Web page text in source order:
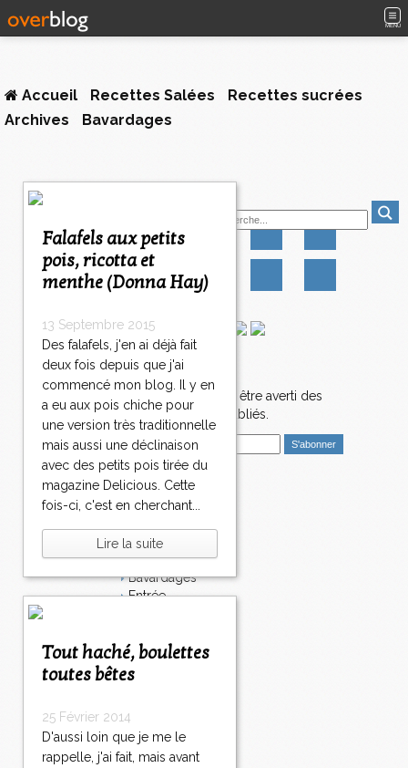
MENU
Accueil Recettes Salées
Recettes sucrées
Archives
Bavardages
Falafels aux petits
pois, ricotta et
menthe (Donna Hay)
13 Septembre 2015
Des falafels, j'en ai déjà fait
deux fois depuis que j'ai
commencé mon blog. Il y en
a eu aux pois chiche pour
une version très traditionnelle
mais aussi une déclinaison
avec des petits pois tirée du
magazine Delicious. Cette
fois-ci, c'est en cherchant...
Lire la suite
Tout haché, boulettes
toutes bêtes
25 Février 2014
D'aussi loin que je me le
rappelle, j'ai fait, mais avant
Newsletter
Abonnez-vous pour être averti des
nouveaux articles publiés.
E
m
i
l
Dessert
Plat
Bavardages
Entrée
Apéritif
Fromage
Tarte
Épices
Fruits